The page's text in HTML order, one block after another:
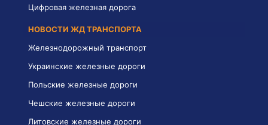
Цифровая железная дорога
НОВОСТИ ЖД ТРАНСПОРТА
Железнодорожный транспорт
Украинские железные дороги
Польские железные дороги
Чешские железные дороги
Литовские железные дороги